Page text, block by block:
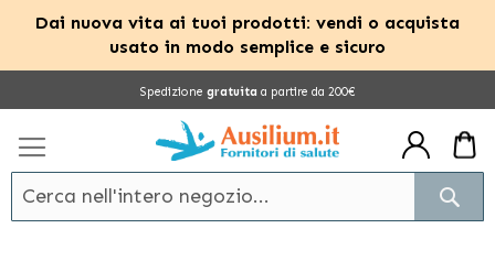
Dai nuova vita ai tuoi prodotti: vendi o acquista
usato in modo semplice e sicuro
Spedizione gratuita a partire da 200€